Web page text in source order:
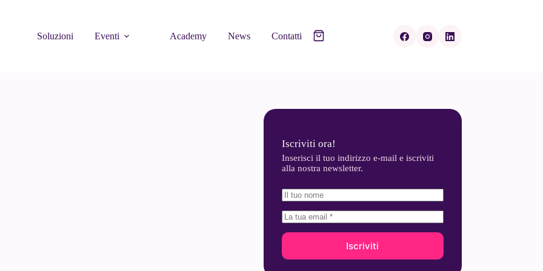
Soluzioni Eventi Academy News Contatti
Iscriviti ora!
Inserisci il tuo indirizzo e-mail e iscriviti
alla nostra newsletter.
Iscriviti